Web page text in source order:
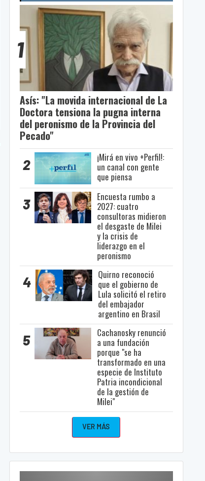
1
Asís: "La movida internacional de La
Doctora tensiona la pugna interna
del peronismo de la Provincia del
Pecado"
2
¡Mirá en vivo +Perfil!:
un canal con gente
que piensa
3
Encuesta rumbo a
2027: cuatro
consultoras midieron
el desgaste de Milei
y la crisis de
liderazgo en el
peronismo
4
Quirno reconoció
que el gobierno de
Lula solicitó el retiro
del embajador
argentino en Brasil
5
Cachanosky renunció
a una fundación
porque "se ha
transformado en una
especie de Instituto
Patria incondicional
de la gestión de
Milei"
VER MÁS